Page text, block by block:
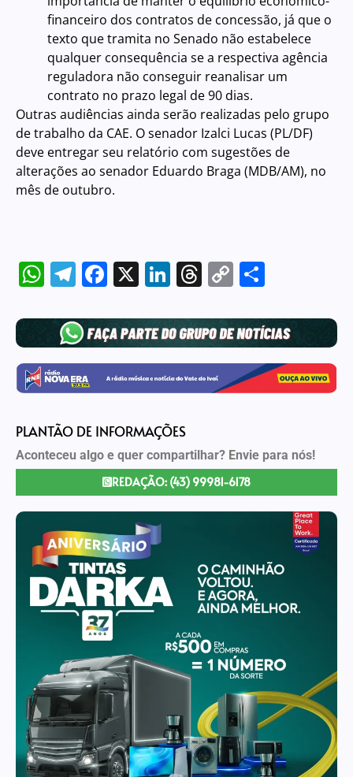
financeiro dos contratos de concessão, já que o
texto que tramita no Senado não estabelece
qualquer consequência se a respectiva agência
reguladora não conseguir reanalisar um
contrato no prazo legal de 90 dias.
Outras audiências ainda serão realizadas pelo grupo
de trabalho da CAE. O senador Izalci Lucas (PL/DF)
deve entregar seu relatório com sugestões de
alterações ao senador Eduardo Braga (MDB/AM), no
mês de outubro.
WhatsApp
Telegram
Facebook
X LinkedIn
Threads
Copy
PLANTÃO DE INFORMAÇÕES
Aconteceu algo e quer compartilhar? Envie para nós!
REDAÇÃO: (43) 99981-6178